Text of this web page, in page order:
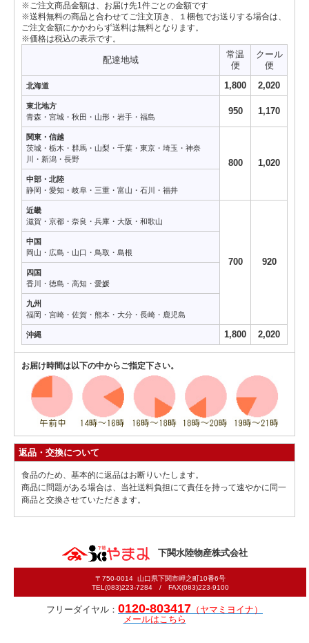
※ご注文商品金額は、お届け先1件ごとの金額です
※送料無料の商品と合わせてご注文頂き、１梱包でお送りする場合は、
ご注文金額にかかわらず送料は無料となります。
※価格は税込の表示です。
配達地域
常温
便
クール
便
北海道 1,800 2,020
東北地方
青森・宮城・秋田・山形・岩手・福島
950 1,170
関東・信越
茨城・栃木・群馬・山梨・千葉・東京・埼玉・神奈
川・新潟・長野
800 1,020
中部・北陸
静岡・愛知・岐阜・三重・富山・石川・福井
近畿
滋賀・京都・奈良・兵庫・大阪・和歌山
700 920
中国
岡山・広島・山口・鳥取・島根
四国
香川・徳島・高知・愛媛
九州
福岡・宮崎・佐賀・熊本・大分・長崎・鹿児島
沖縄 1,800 2,020
お届け時間は以下の中からご指定下さい。
返品・交換について
食品のため、基本的に返品はお断りいたします。
商品に問題がある場合は、当社送料負担にて責任を持って速やかに同一
商品と交換させていただきます。
下関水陸物産株式会社
〒750-0014 山口県下関市岬之町10番6号
TEL(083)223-7284 / FAX(083)223-9100
フリーダイヤル： 0120-803417 （ヤマミヨイナ）
メールはこちら